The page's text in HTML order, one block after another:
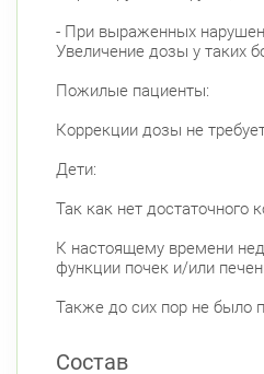
- При выраженных
Увеличение дозы у таких
Пожилые пациенты:
Коррекции дозы не
Дети:
Так как нет достаточного
К настоящему времени
функции почек и/или
Также до сих пор не было
Состав